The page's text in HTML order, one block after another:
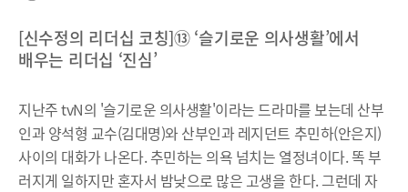
[신수정의 리더십 코칭]⑬ ‘슬기로운 의사생활’에서
배우는 리더십 ‘진심’
지난주 tvN의 '슬기로운 의사생활'이라는 드라마를 보는데 산부
인과 양석형 교수(김대명)와 산부인과 레지던트 추민하(안은지)
사이의 대화가 나온다. 추민하는 의욕 넘치는 열정녀이다. 똑 부
러지게 일하지만 혼자서 밤낮으로 많은 고생을 한다. 그런데 자